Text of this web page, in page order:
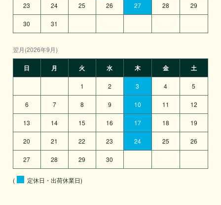
23 24 25 26 27 28 29
30 31
翌月(2026年9月)
日 月 火 水 木 金 土
1 2 3 4 5
6 7 8 9 10 11 12
13 14 15 16 17 18 19
20 21 22 23 24 25 26
27 28 29 30
( 定休日・出荷休業日)